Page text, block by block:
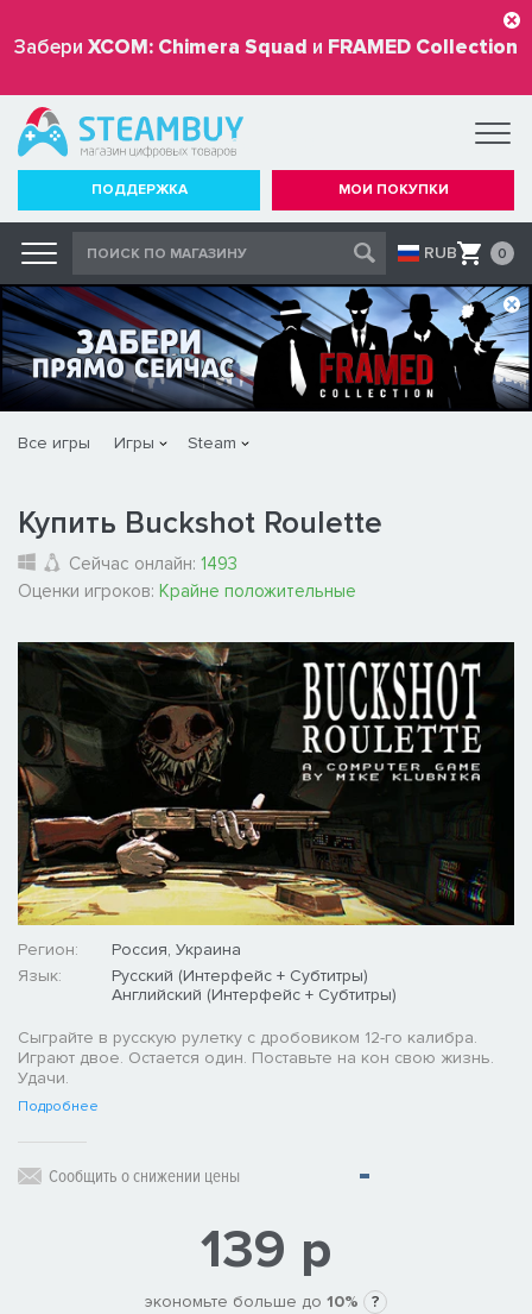
Забери XCOM: Chimera Squad и FRAMED Collection
бесплатно
ПОДДЕРЖКА МОИ ПОКУПКИ
RUB 0
Все игры Игры Steam
Купить Buckshot Roulette
Сейчас онлайн: 1493
Оценки игроков: Крайне положительные
Регион:
Россия, Украина
Язык:
Русский (Интерфейс + Субтитры)
Английский (Интерфейс + Субтитры)
Сыграйте в русскую рулетку с дробовиком 12-го калибра.
Играют двое. Остается один. Поставьте на кон свою жизнь.
Удачи.
Подробнее
Сообщить о снижении цены
139 р
экономьте больше до 10% ?